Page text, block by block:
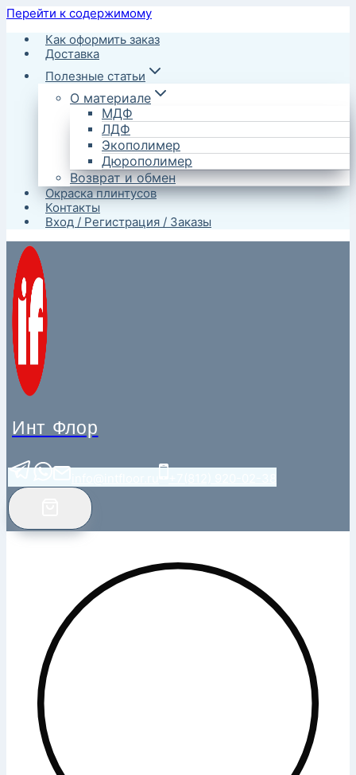
Перейти к содержимому
Как оформить заказ
Доставка
Полезные статьи
О материале
МДФ
ЛДФ
Экополимер
Дюрополимер
Возврат и обмен
Окраска плинтусов
Контакты
Вход / Регистрация / Заказы
Инт Флор